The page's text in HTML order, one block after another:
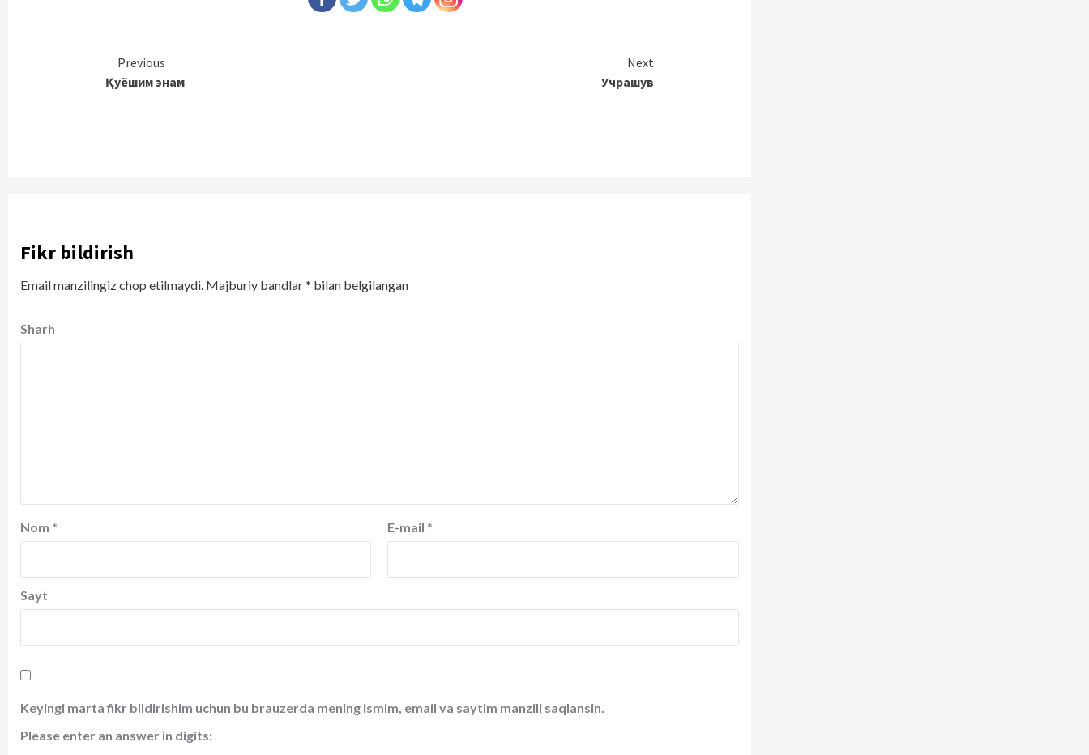
Continue
Reading
Previous
Қуёшим энам
Next
Учрашув
Fikr bildirish
Email manzilingiz chop etilmaydi. Majburiy bandlar* bilan belgilangan
Sharh
Nom * E-mail *
Sayt
Keyingi marta fikr bildirishim uchun bu brauzerda mening ismim, email va saytim manzili saqlansin.
Please enter an answer in digits: